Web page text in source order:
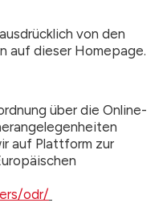
von den
auf dieser Homepage.
über die Online-
auf Plattform zur
odr/